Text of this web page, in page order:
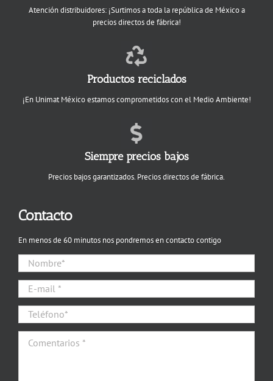
Atención distribuidores: ¡Surtimos a toda la república de México a
precios directos de fábrica!
Productos reciclados
¡En Unimat México estamos comprometidos con el Medio Ambiente!
Siempre precios bajos
Precios bajos garantizados. Precios directos de fábrica.
Contacto
En menos de 60 minutos nos pondremos en contacto contigo